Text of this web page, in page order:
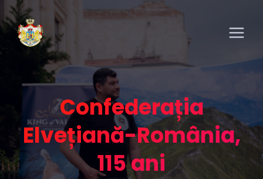
Confederația
Elvețiană-România,
115 ani